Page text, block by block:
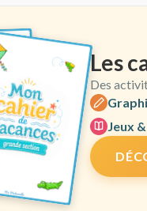
Les
Des
Jeux